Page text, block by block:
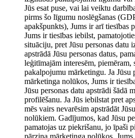
Jūs esat puse, vai lai veiktu
pirms šo līgumu noslēgšanas
apakšpunkts), Jums ir arī tiesības
Jums ir tiesības iebilst,
situāciju, pret Jūsu personas datu
apstrādā Jūsu personas datus,
leģitīmajām interesēm, piemēram,
pakalpojumu mārketingu. Ja Jūsu
mārketinga nolūkos, Jums ir
Jūsu personas datu apstrādi šādā
profilēšanu. Ja Jūs iebilstat pret
mēs vairs nevarēsim apstrādāt
nolūkiem. Gadījumos, kad Jūsu
pamatojas uz piekrišanu, jo īpaši
pārziņa mārketinga nolūkos,